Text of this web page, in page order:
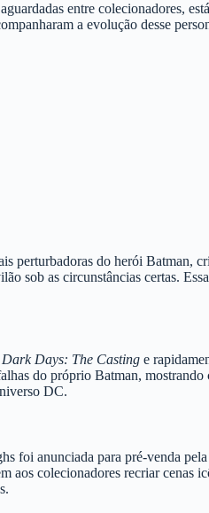
entre colecionadores,
a evolução desse
perturbadoras do herói Batman,
sob as circunstâncias certas.
Dark Days: The Casting e
do próprio Batman,
DC.
foi anunciada para pré-venda
aos colecionadores recriar cenas